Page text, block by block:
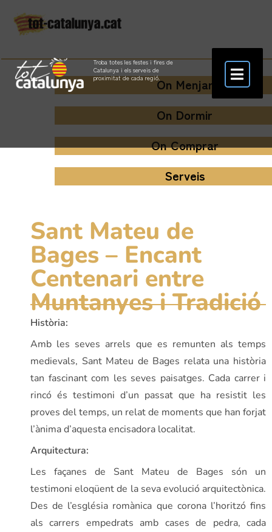
Troba totes les festes i fires de
Catalunya i els serveis de
proximitat de cada regió.On Menjar
On Dormir
On Comprar
Serveis
Sant Mateu de
Bages – Encant
Centenari entre
Muntanyes i Tradició
Història:
Amb les seves arrels que es remunten als temps
medievals, Sant Mateu de Bages relata una història
tan fascinant com les seves paisatges. Cada carrer i
rincó és testimoni d’un passat que ha resistit les
proves del temps, un relat de moments que han forjat
l’ànima d’aquesta encisadora localitat.
Arquitectura:
Les façanes de Sant Mateu de Bages són un
testimoni eloqüent de la seva evolució arquitectònica.
Des de l’església romànica que corona l’horitzó fins
als carrers empedrats amb cases de pedra, cada